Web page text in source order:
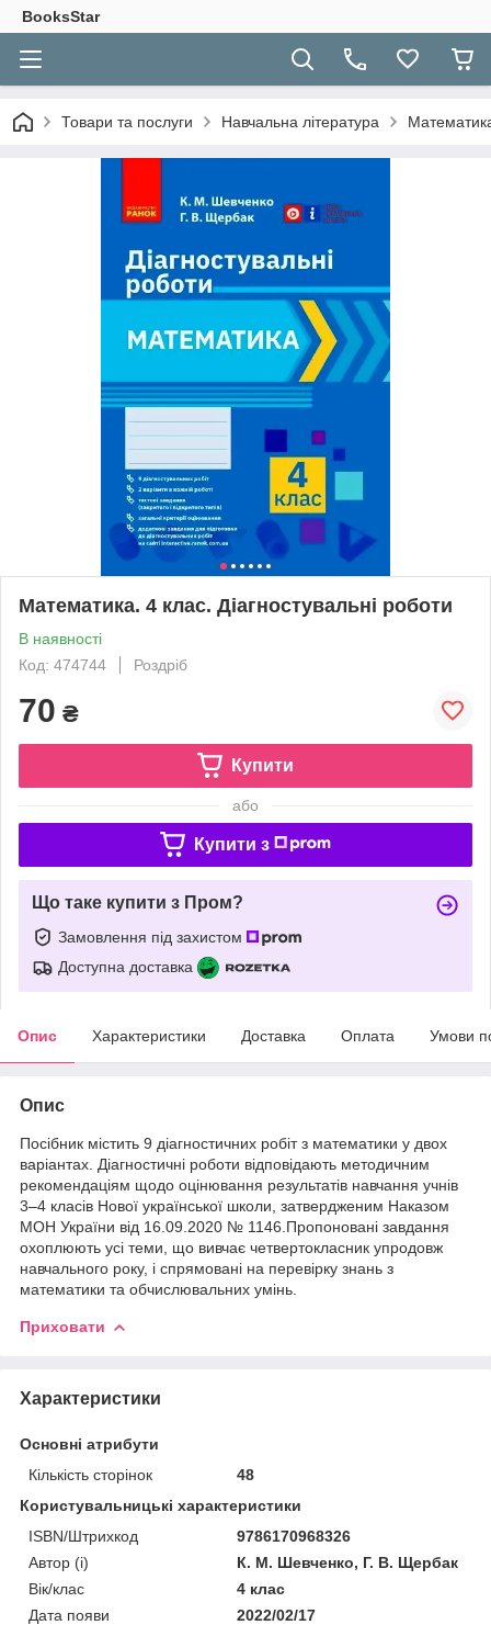
BooksStar
Товари та послуги Навчальна література
Математика. 4 клас. Діагностувальні роботи
В наявності
Код: 474744
Роздріб
70 ₴
Купити
або
Купити з
Що таке купити з Пром?
Замовлення під захистом
Доступна доставка
Опис Характеристики Доставка Оплата Умови
Опис
Посібник містить 9 діагностичних робіт з математики у двох
варіантах. Діагностичні роботи відповідають методичним
рекомендаціям щодо оцінювання результатів навчання учнів
3–4 класів Нової української школи, затвердженим Наказом
МОН України від 16.09.2020 № 1146.Пропоновані завдання
охоплюють усі теми, що вивчає четвертокласник упродовж
навчального року, і спрямовані на перевірку знань з
математики та обчислювальних умінь.
Приховати
Характеристики
Основні атрибути
Кількість сторінок
48
Користувальницькі характеристики
ISBN/Штрихкод
9786170968326
Автор (і)
К. М. Шевченко, Г. В. Щербак
Вік/клас
4 клас
Дата появи
2022/02/17